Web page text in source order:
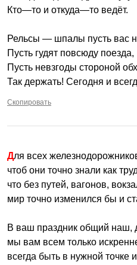
Кто—то и откуда—то ведёт.
Рельсы — шпалы пусть вас
Пусть гудят повсюду поезда,
Пусть невзгоды стороной
Так держать! Сегодня и
Скопировать
Для всех
чтоб они точно знали как
что без путей, вагонов,
мир точно изменился бы и
В ваш праздник общий наш,
мы вам всем только
всегда быть в нужной точке